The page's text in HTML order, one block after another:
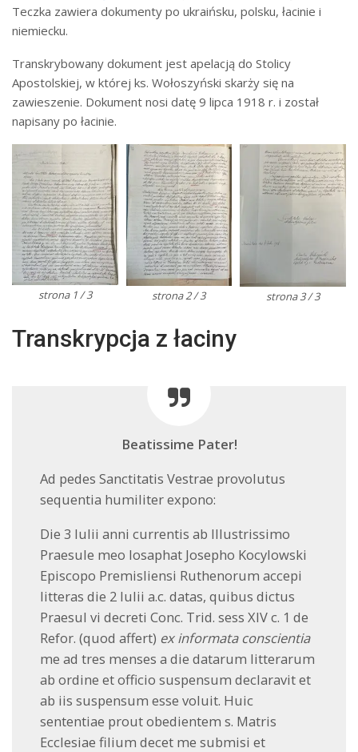
Teczka zawiera dokumenty po ukraińsku, polsku, łacinie i
niemiecku.
Transkrybowany dokument jest apelacją do Stolicy
Apostolskiej, w której ks. Wołoszyński skarży się na
zawieszenie. Dokument nosi datę 9 lipca 1918 r. i został
napisany po łacinie.
strona 1 / 3 strona 2 / 3 strona 3 / 3
Transkrypcja z łaciny
Beatissime Pater!
Ad pedes Sanctitatis Vestrae provolutus
sequentia humiliter expono:
Die 3 Iulii anni currentis ab Illustrissimo
Praesule meo Iosaphat Josepho Kocylowski
Episcopo Premisliensi Ruthenorum accepi
litteras die 2 Iulii a.c. datas, quibus dictus
Praesul vi decreti Conc. Trid. sess XIV c. 1 de
Refor. (quod affert) ex informata conscientia
me ad tres menses a die datarum litterarum
ab ordine et officio suspensum declaravit et
ab iis suspensum esse voluit. Huic
sententiae prout obedientem s. Matris
Ecclesiae filium decet me submisi et